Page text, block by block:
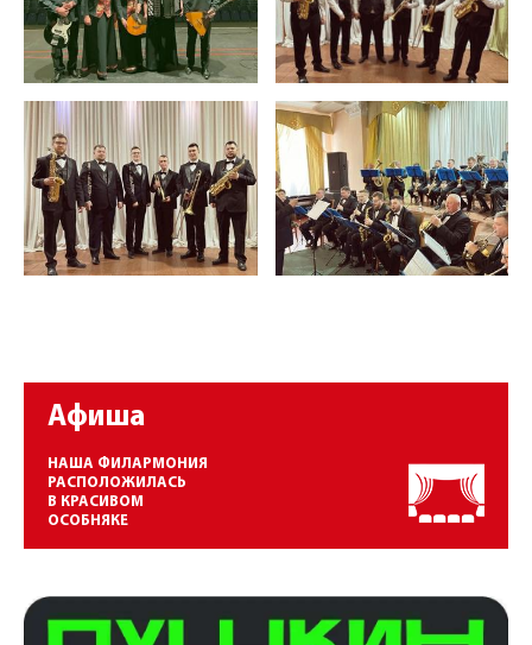
Афиша
НАША ФИЛАРМОНИЯ
РАСПОЛОЖИЛАСЬ
В КРАСИВОМ
ОСОБНЯКЕ